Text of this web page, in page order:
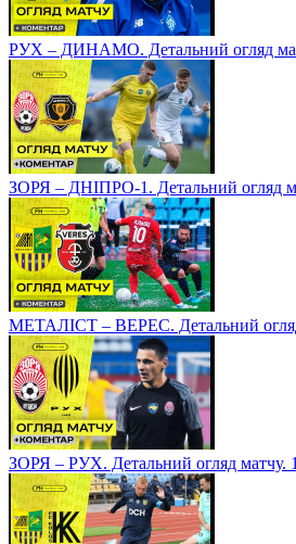
РУХ – ДИНАМО. Детальний огляд
ЗОРЯ – ДНІПРО-1. Детальний огляд
МЕТАЛІСТ – ВЕРЕС. Детальний
ЗОРЯ – РУХ. Детальний огляд матчу.